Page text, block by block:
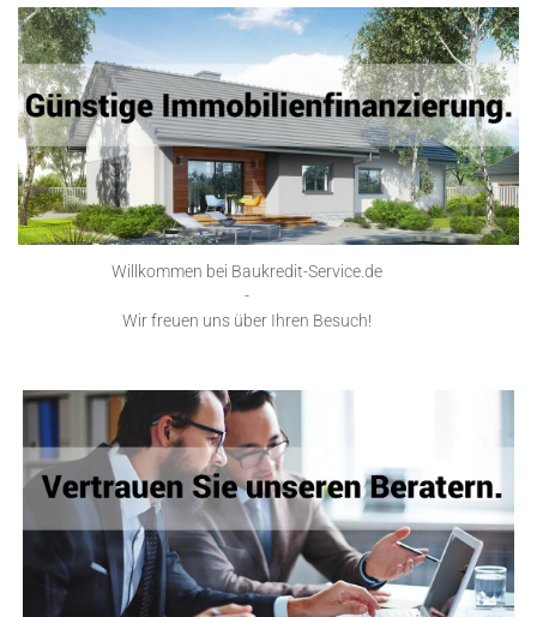
Willkommen bei Baukredit-Service.de
-
Wir freuen uns über Ihren Besuch!